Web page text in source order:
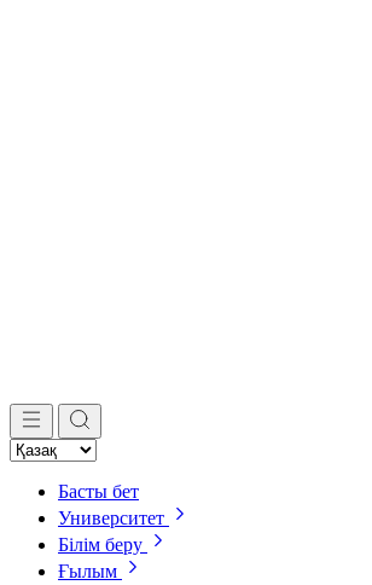
Басты бет
Университет
Білім беру
Ғылым